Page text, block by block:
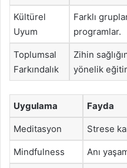
Kültürel
Uyum
Farklı
programlar.
Toplumsal
Farkındalık
Zihin
yönelik
Uygulama Fayda
Meditasyon Strese
Mindfulness Anı